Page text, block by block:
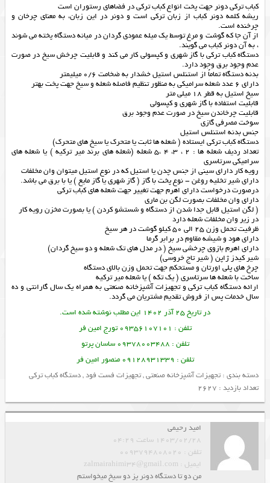
کباب ترکی دونر جهت پخت انواع کباب ترکی در فضاهای رستوران است
ریشه کلمه دونر کباب از زبان ترکی است و دونر در این زبان، به معنای چرخان و
چرخنده است.
از آن جا که گوشت و مرغ توسط یک میله عمودی گردان در میانه دستگاه پخته می شوند
، به آن دونر کباب می گویند.
دستگاه کباب ترکی با گاز شهری و کپسولی کار می کند و قابلیت چرخش سیخ در صورت
عدم وجود برق وجود دارد.
بدنه دستگاه تماماً از استنلس استیل خشدار به ضخامت 0/6 میلیمتر
دارای 6 عدد شعله سرامیکی به منظور تنظیم فاصله شعله و سیخ جهت پخت بهتر
سیخ استیل به قطر 18 میلی متر
قابلیت استفاده با گاز شهری و کپسولی
قابلیت چرخاندن سیخ در صورت عدم وجود برق
سوخت مصرفی گازی
جنس بدنه استنلس استیل
دستگاه کباب ترکی ایستاده ( شعله ها ثابت یا متحرک یا سیخ های متحرک)
تعداد ردیف شعله ها : 2 ، 3، 4 ،5 شعله (شعله های برند میر ترکیه ) یا شعله های
سرامیکی سرتاسری
رویه کار دارای سینی از جنس چدن یا استیل که در نوع استیل میتوان وان مخلفات
دارای شیر تخلیه روغن – نوع پخت با گاز ( گاز شهری یا گاز مایع ) یا با برق می باشد.
درصورت درخواست دارای اهرم جهت تغییر جهت شعله های کباب ترکی
دارای وان مخلفات بصورت لگن بن ماری
( لگن استیل قابل جدا شدن از دستگاه و شستشو کردن ) یا بصورت مخزن رویه کار
در زیر وان مخلفات شعله دارد
ظرفیت تحمل وزن 25 الی 50 کیلو گوشت در هر سیخ
دارای هود و شیشه مقاوم در برابر گرما
دارای اهرم بازوی چرخشی سیخ ( در مدل های تک شعله و دو سیخ گردان)
شیر کیدز ژاپن ( شیر تاج خروسی)
چرخ های پلی اورتان و مستحکم جهت تحمل وزن بالای دستگاه
ساخت با شعله ها سرتاسری ( یک تکه ) یا شعله میر ترکیه
ارائه دستگاه کباب ترکیوتجهیزات آشپزخانه صنعتیبه همراه یک سال گارانتی و ده
سال خدمات پس از فروش تقدیم مشتریان می گردد.
در تاریخ 25 آذر 1402 این مطلب نوشته شده است.
تلفن : 09356107101 تورج امین فر
تلفن : 09378003488 ساسان پرتو
تلفن : 09128931339 منصور امین فر
دسته بندی :تجهیزات آشپزخانه صنعتی,تجهیزات فست فود,دستگاه کباب ترکی
تعداد بازدید : 2627
امید رحیمی
1403/02/28 ساعت 04:29
تلفن : 0093794808020
ایمیل : zalmairahimi34@gmail.com
من دو تا دستگاه دونر پز دو سیخ میخواستم